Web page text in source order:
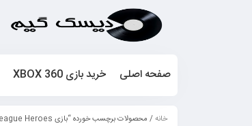
صفحه اصلی خرید بازی XBOX 360
خانه/ محصولات برچسب خورده “بازی Justice League Heroes”